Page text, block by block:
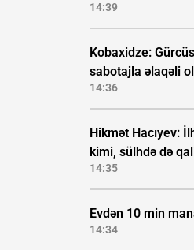
14:39
Kobaxidze:
sabotajla əlaqəli
14:36
Hikmət Hacıyev:
kimi, sülhdə də
14:35
Evdən 10 min
14:34